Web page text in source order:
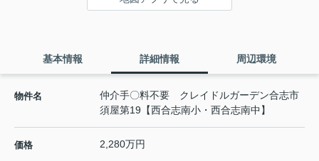
基本情報 詳細情報 周辺環境
物件名
仲介手〇料不要 クレイドルガーデン合志市
須屋第19【西合志南小・西合志南中】
価格 2,280万円